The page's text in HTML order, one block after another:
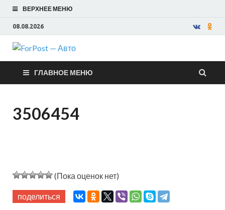
ВЕРХНЕЕ МЕНЮ
08.08.2026
ForPost —
Авто
ГЛАВНОЕ МЕНЮ
3506454
(Пока оценок нет)
поделиться